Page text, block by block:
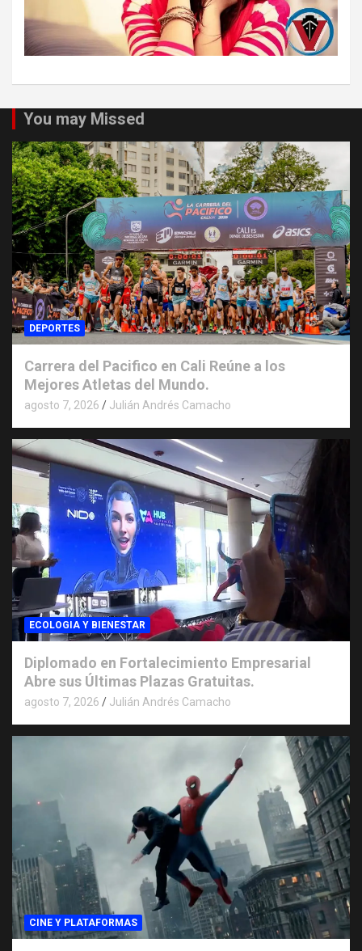
You may Missed
DEPORTES
Carrera del Pacifico en Cali Reúne a los
Mejores Atletas del Mundo.
agosto 7, 2026 Julián Andrés Camacho
ECOLOGIA Y BIENESTAR
Diplomado en Fortalecimiento Empresarial
Abre sus Últimas Plazas Gratuitas.
agosto 7, 2026 Julián Andrés Camacho
CINE Y PLATAFORMAS